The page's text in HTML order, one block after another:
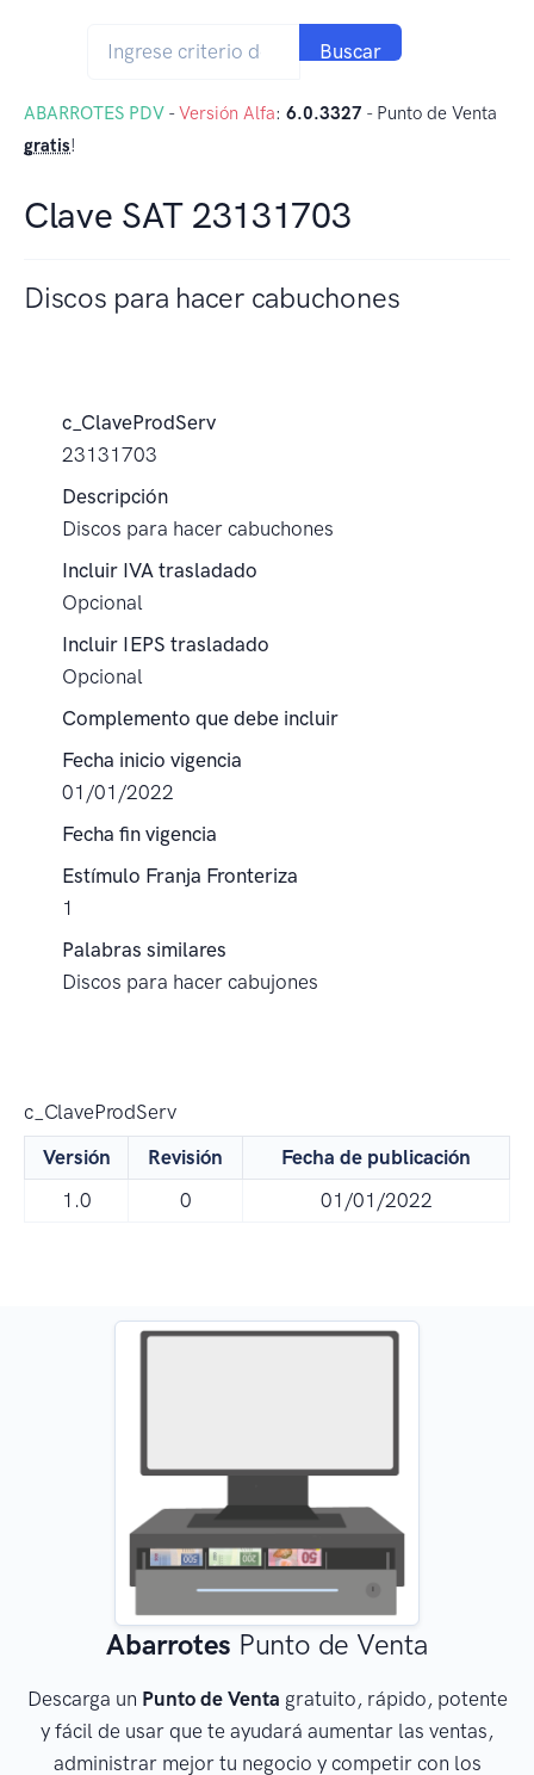
Buscar
ABARROTES PDV -Versión Alfa: 6.0.3327 - Punto de Venta
gratis!
Clave SAT 23131703
Discos para hacer cabuchones
c_ClaveProdServ
23131703
Descripción
Discos para hacer cabuchones
Incluir IVA trasladado
Opcional
Incluir IEPS trasladado
Opcional
Complemento que debe incluir
Fecha inicio vigencia
01/01/2022
Fecha fin vigencia
Estímulo Franja Fronteriza
1
Palabras similares
Discos para hacer cabujones
c_ClaveProdServ
Versión
Revisión
Fecha de publicación
1.0
0 01/01/2022
Abarrotes Punto de Venta
Descarga un Punto de Venta gratuito, rápido, potente
y fácil de usar que te ayudará aumentar las ventas,
administrar mejor tu negocio y competir con los